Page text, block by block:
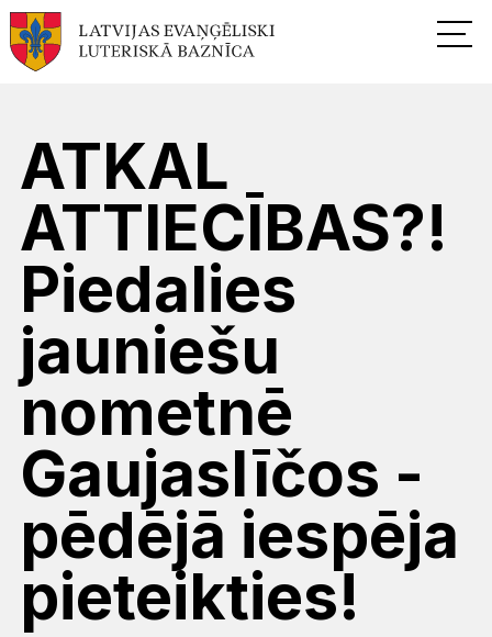
ATKAL
ATTIECĪBAS?!
Piedalies
jauniešu
nometnē
Gaujaslīčos -
pēdējā iespēja
pieteikties!